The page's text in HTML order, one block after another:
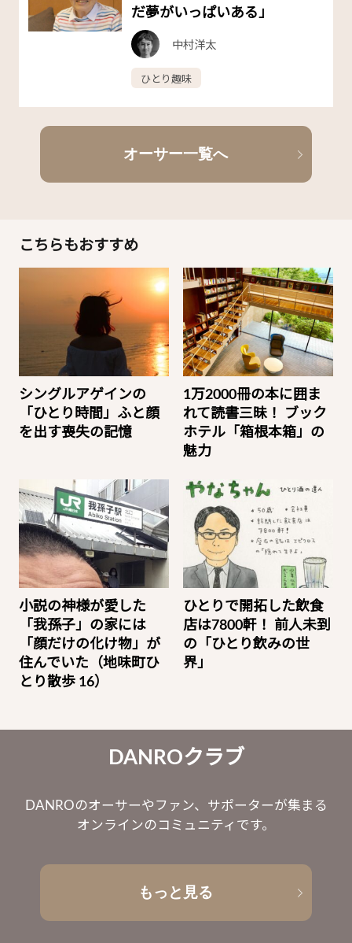
だ夢がいっぱいある」
中村洋太
ひとり趣味
オーサー一覧へ
こちらもおすすめ
シングルアゲインの
「ひとり時間」ふと顔
を出す喪失の記憶
1万2000冊の本に囲ま
れて読書三昧！ ブック
ホテル「箱根本箱」の
魅力
小説の神様が愛した
「我孫子」の家には
「顔だけの化け物」が
住んでいた（地味町ひ
とり散歩 16）
ひとりで開拓した飲食
店は7800軒！ 前人未到
の「ひとり飲みの世
界」
DANROクラブ
DANROのオーサーやファン、サポーターが集まる
オンラインのコミュニティです。
もっと見る